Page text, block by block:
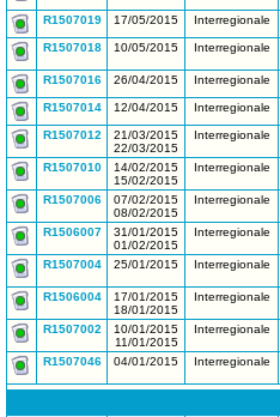
R1507019
17/05/2015 Interregionale
R1507018 10/05/2015 Interregionale
R1507016
26/04/2015 Interregionale
R1507014 12/04/2015 Interregionale
R1507012
21/03/2015
22/03/2015
Interregionale
R1507010
14/02/2015
15/02/2015
Interregionale
R1507006
07/02/2015
08/02/2015
Interregionale
R1506007
31/01/2015
01/02/2015
Interregionale
R1507004
25/01/2015 Interregionale
R1506004
17/01/2015
18/01/2015
Interregionale
R1507002
10/01/2015
11/01/2015
Interregionale
R1507046 04/01/2015 Interregionale